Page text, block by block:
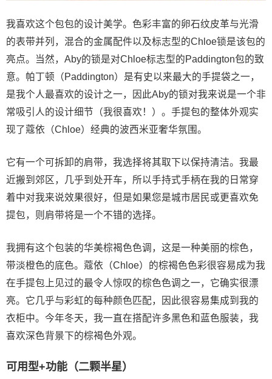
我喜欢这个包包的设计美学。色彩丰富的卵石纹皮革与光滑
的表带并列，混合的金属配件以及标志型的Chloe锁是该包的
亮点。当然，Aby的锁是对Chloe标志型的Paddington包的致
意。帕丁顿（Paddington）是有史以来最大的手提袋之一，
是我个人最喜欢的设计之一，因此Aby的锁对我来说是一个非
常吸引人的设计细节（我很喜欢！）。手提包的整体外观实
现了蔻依（Chloe）经典的波西米亚奢华氛围。
它有一个可拆卸的肩带，我选择将其取下以保持清洁。我最
近搬到郊区，几乎到处开车，所以手持式手柄在我的日常穿
着中对我来说效果很好，但是如果您是城市居民或更喜欢免
提包，则肩带将是一个不错的选择。
我拥有这个包装的华美棕褐色色调，这是一种美丽的棕色，
带淡橙色的底色。蔻依（Chloe）的棕褐色色彩很容易成为我
在手提包上见过的最令人惊叹的棕色色调之一，它确实很漂
亮。它几乎与彩虹的每种颜色匹配，因此很容易集成到我的
衣柜中。今年冬天，我一直在搭配许多黑色和蓝色服装，我
喜欢深色背景下的棕褐色外观。
可用型+功能（二颗半星）